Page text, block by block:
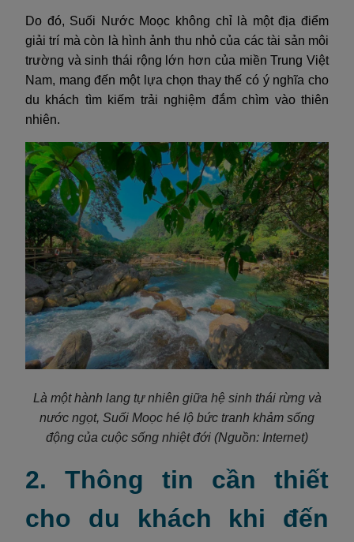
Do đó, Suối Nước Moọc không chỉ là một địa điểm
giải trí mà còn là hình ảnh thu nhỏ của các tài sản môi
trường và sinh thái rộng lớn hơn của miền Trung Việt
Nam, mang đến một lựa chọn thay thế có ý nghĩa cho
du khách tìm kiếm trải nghiệm đắm chìm vào thiên
nhiên.
Là một hành lang tự nhiên giữa hệ sinh thái rừng và
nước ngọt, Suối Moọc hé lộ bức tranh khảm sống
động của cuộc sống nhiệt đới (Nguồn: Internet)
2. Thông tin cần thiết
cho du khách khi đến